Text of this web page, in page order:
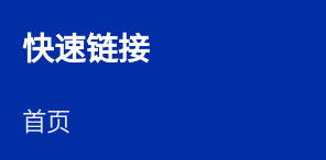
快速链接
首页